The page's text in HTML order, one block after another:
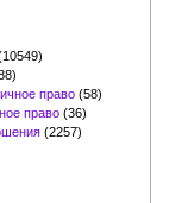
право (58)
право (36)
(2257)